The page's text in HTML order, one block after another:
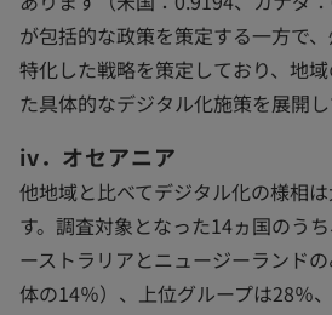
が包括的な政策を策定する一方で
特化した戦略を策定しており、地
た具体的なデジタル化施策を展開し
iv．オセアニア
他地域と比べてデジタル化の様相
す。調査対象となった14ヵ国のう
ーストラリアとニュージーランド
体の14％）、上位グループは28％